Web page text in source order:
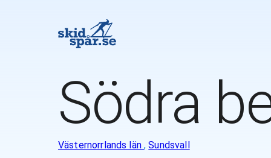
Södra
Västernorrlands län,Sundsvall